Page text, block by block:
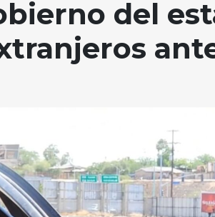
del